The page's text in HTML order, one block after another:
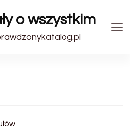
o wszystkim